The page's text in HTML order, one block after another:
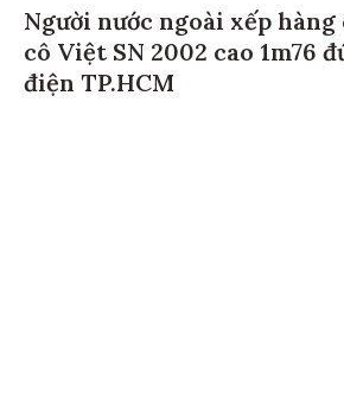
Người nước ngoài xếp
cô Việt SN 2002 cao 1m76
điện TP.HCM